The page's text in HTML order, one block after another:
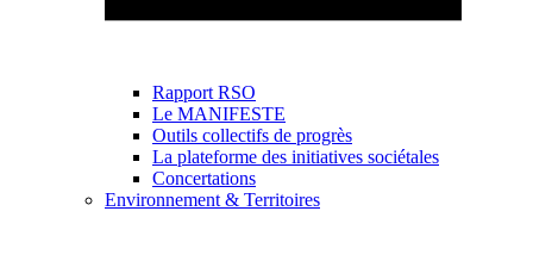
Rapport RSO
Le MANIFESTE
Outils collectifs de progrès
La plateforme des initiatives sociétales
Concertations
Environnement & Territoires